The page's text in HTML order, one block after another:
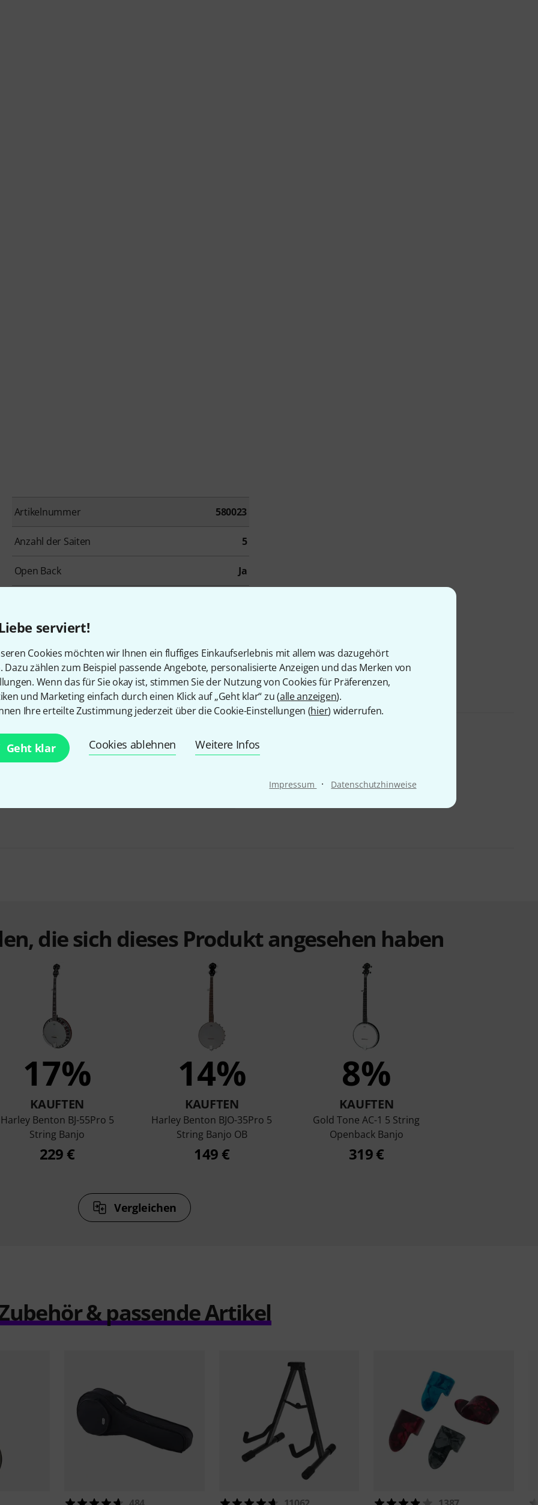
serviert!
Cookies möchten wir Ihnen ein fluffiges Einkaufserlebnis mit allem was dazugehört
Dazu zählen zum Beispiel passende Angebote, personalisierte Anzeigen und das Merken von
Wenn das für Sie okay ist, stimmen Sie der Nutzung von Cookies für Präferenzen,
und Marketing einfach durch einen Klick auf „Geht klar“ zu (alle anzeigen).
Ihre erteilte Zustimmung jederzeit über die Cookie-Einstellungen (hier) widerrufen.
Geht klar Cookies ablehnen Weitere Infos
Impressum · Datenschutzhinweise
Artikelnummer 580023
Anzahl der Saiten 5
Open Back Ja
Inkl. Gigbag
die sich dieses Produkt angesehen haben
17%
KAUFTEN
Harley Benton BJ-55Pro 5
String Banjo
229 €
14%
KAUFTEN
Harley Benton BJO-35Pro 5
String Banjo OB
149 €
8%
KAUFTEN
Gold Tone AC-1 5 String
Openback Banjo
319 €
Vergleichen
& passende Artikel